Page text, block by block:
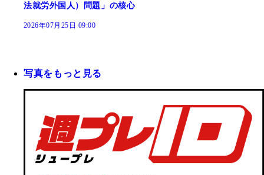
法就労外国人）問題」の核心
2026年07月25日 09:00
写真をもっと見る